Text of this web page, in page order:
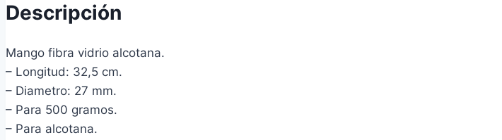
Descripción
Mango fibra vidrio alcotana.
– Longitud: 32,5 cm.
– Diametro: 27 mm.
– Para 500 gramos.
– Para alcotana.